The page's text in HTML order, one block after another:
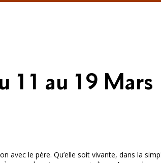
11 au 19 Mars
avec le père. Qu’elle soit vivante, dans la